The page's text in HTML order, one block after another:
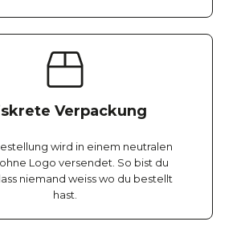
Verpackung
wird in einem neutralen
Logo versendet. So bist du
niemand weiss wo du bestellt
hast.